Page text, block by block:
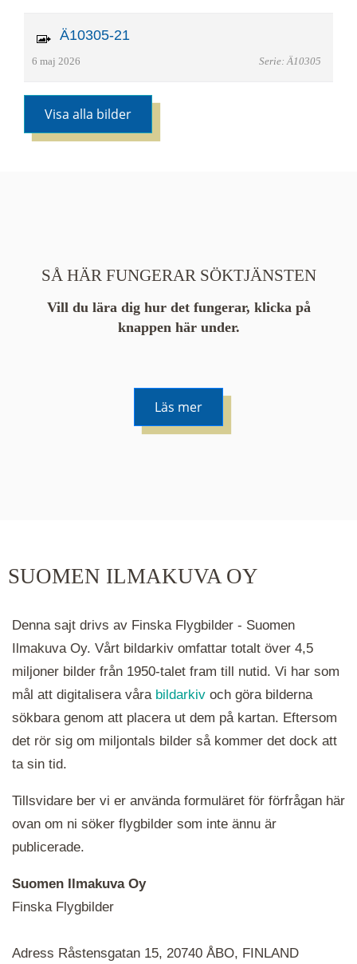
Ä10305-21
6 maj 2026 Serie: Ä10305
Visa alla bilder
SÅ HÄR FUNGERAR SÖKTJÄNSTEN
Vill du lära dig hur det fungerar, klicka på
knappen här under.
Läs mer
hålla ned ctrl-tangenten och scrolla.
ikoner är det en serie i varje. Utplacerade bilder
SUOMEN ILMAKUVA OY
Denna sajt drivs av Finska Flygbilder - Suomen
Ilmakuva Oy. Vårt bildarkiv omfattar totalt över 4,5
miljoner bilder från 1950-talet fram till nutid. Vi har som
mål att digitalisera våra bildarkiv och göra bilderna
sökbara genom att placera ut dem på kartan. Eftersom
det rör sig om miljontals bilder så kommer det dock att
ta sin tid.
Tillsvidare ber vi er använda formuläret för förfrågan här
ovan om ni söker flygbilder som inte ännu är
publicerade.
Suomen Ilmakuva Oy
Finska Flygbilder
Adress Råstensgatan 15, 20740 ÅBO, FINLAND